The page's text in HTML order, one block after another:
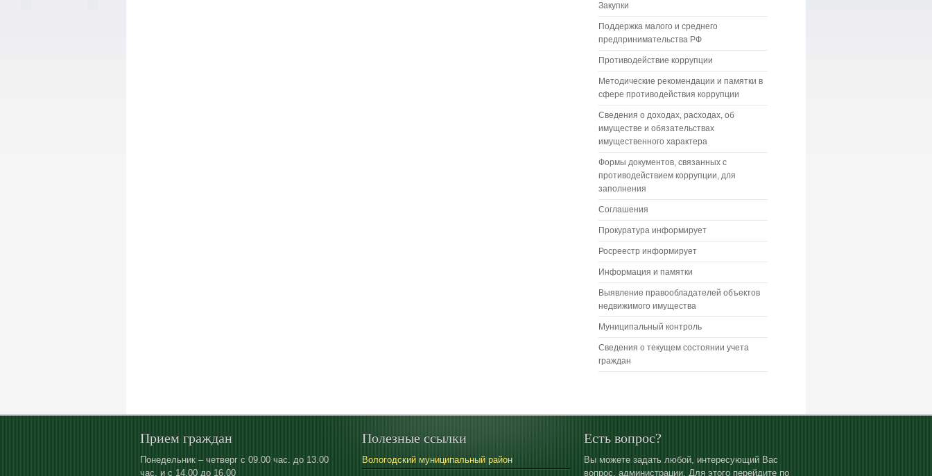
Закупки
Поддержка малого и среднего
предпринимательства РФ
Противодействие коррупции
Методические рекомендации и памятки в
сфере противодействия коррупции
Сведения о доходах, расходах, об
имуществе и обязательствах
имущественного характера
Формы документов, связанных с
противодействием коррупции, для
заполнения
Соглашения
Прокуратура информирует
Росреестр информирует
Информация и памятки
Выявление правообладателей объектов
недвижимого имущества
Муниципальный контроль
Сведения о текущем состоянии учета
граждан
Прием граждан
Понедельник – четверг с 09.00 час. до 13.00
час. и с 14.00 до 16.00
Полезные ссылки
Вологодский муниципальный район
Есть вопрос?
Вы можете задать любой, интересующий Вас
вопрос, администрации. Для этого перейдите по